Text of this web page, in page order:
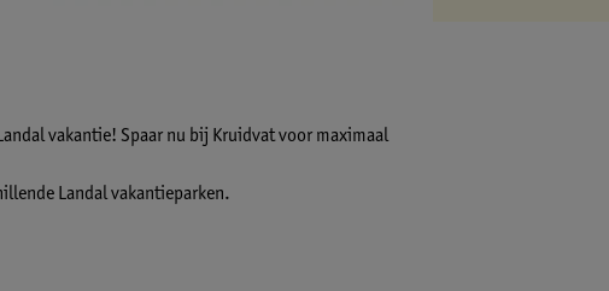
vakantie! Spaar nu bij Kruidvat voor maximaal
Landal vakantieparken.